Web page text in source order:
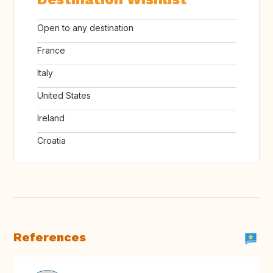
Open to any destination
France
Italy
United States
Ireland
Croatia
References